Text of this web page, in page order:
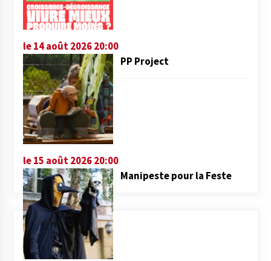
le 14 août 2026 20:00
PP Project
le 15 août 2026 20:00
Manipeste pour la Feste